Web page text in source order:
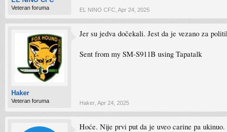
Veteran foruma EL NINO CFC Apr 24, 2025
Haker
Veteran foruma
Jer su jedva dočekali. Jest da je vezano za
Sent from my SM-S911B using Tapatalk
Haker Apr 24, 2025
Hoće. Nije prvi put da je uveo carine pa